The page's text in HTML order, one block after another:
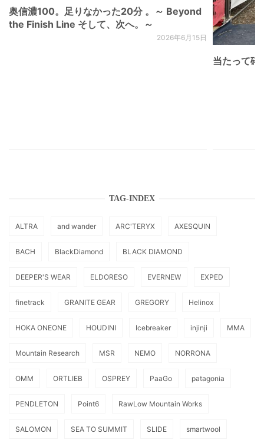
奥信濃100。足りなかった20分 。～ Beyond
the Finish Line そして、次へ。～
2026年6月15日
当たって砕
TAG-INDEX
ALTRA and wander ARC'TERYX AXESQUIN
BACH BlackDiamond BLACK DIAMOND
DEEPER'S WEAR ELDORESO EVERNEW EXPED
finetrack GRANITE GEAR GREGORY Helinox
HOKA ONEONE HOUDINI Icebreaker injinji MMA
Mountain Research MSR NEMO NORRONA
OMM ORTLIEB OSPREY PaaGo patagonia
PENDLETON Point6 RawLow Mountain Works
SALOMON SEA TO SUMMIT SLIDE smartwool